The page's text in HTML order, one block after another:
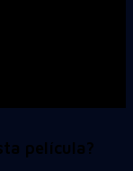
película?